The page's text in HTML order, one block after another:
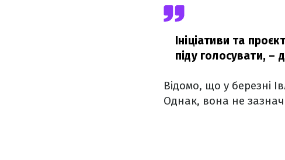
Ініціативи та
піду голосувати, –
Відомо, що у березні
Однак, вона не